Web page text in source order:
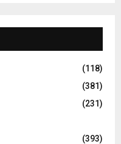
(118)
(381)
(231)
(393)